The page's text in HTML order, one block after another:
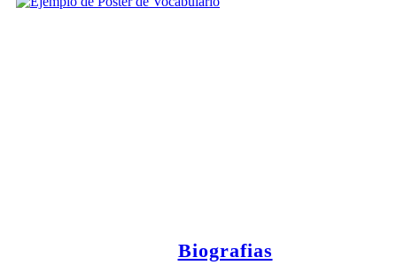
Biografias